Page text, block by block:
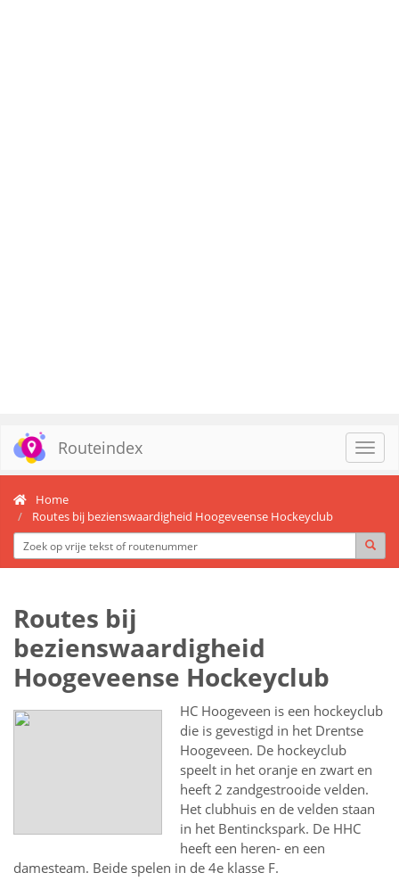
Routeindex
Home
Routes bij bezienswaardigheid Hoogeveense Hockeyclub
Routes bij
bezienswaardigheid
Hoogeveense Hockeyclub
HC Hoogeveen is een hockeyclub
die is gevestigd in het Drentse
Hoogeveen. De hockeyclub
speelt in het oranje en zwart en
heeft 2 zandgestrooide velden.
Het clubhuis en de velden staan
in het Bentinckspark. De HHC
heeft een heren- en een
damesteam. Beide spelen in de 4e klasse F.